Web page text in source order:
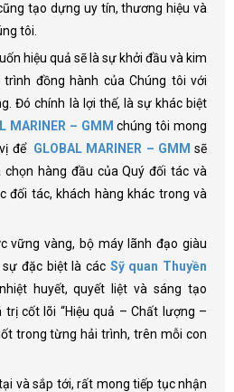
tạo dựng uy tín, thương hiệu và
tôi.
hiệu quả sẽ là sự khởi đầu và kim
đồng hành của Chúng tôi với
Đó chính là lợi thế, là sự khác biệt
MARINER – GMM chúng tôi mong
để GLOBAL MARINER – GMM sẽ
hàng đầu của Quý đối tác và
đối tác, khách hàng khác trong và
vững vàng, bộ máy lãnh đạo giàu
đặc biệt là các Sỹ quan Thuyền
huyết, quyết liệt và sáng tạo
cốt lõi “Hiệu quả – Chất lượng –
trong từng hải trình, trên mỗi con
và sắp tới, rất mong tiếp tục nhận